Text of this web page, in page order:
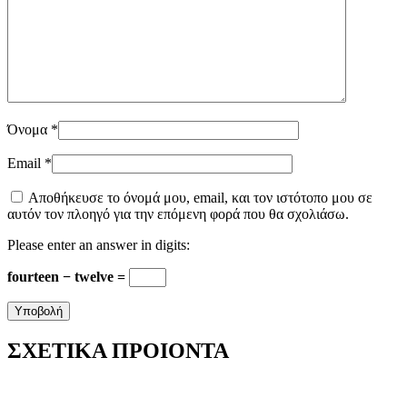
Όνομα *
Email *
Αποθήκευσε το όνομά μου, email, και τον ιστότοπο μου σε
αυτόν τον πλοηγό για την επόμενη φορά που θα σχολιάσω.
Please enter an answer in digits:
fourteen − twelve =
ΣΧΕΤΙΚΑ ΠΡΟΙΟΝΤΑ